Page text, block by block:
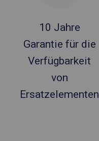
10 Jahre
Garantie für die
Verfügbarkeit
von
Ersatzelementen